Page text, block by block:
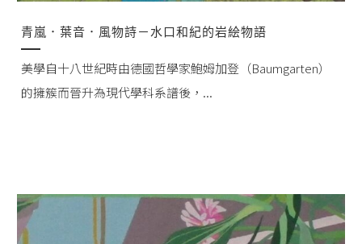
青嵐．葉音．風物詩－水口和紀的岩絵物語
美學自十八世紀時由德國哲學家鮑姆加登（Baumgarten）
的擁簇而晉升為現代學科系譜後，...